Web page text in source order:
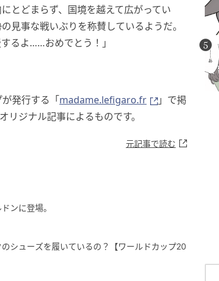
とどまらず、国境を越えて広がってい
見事な戦いぶりを称賛しているようだ。
るよ……おめでとう！」
発行する「madame.lefigaro.fr
」で掲
ジナル記事によるものです。
元記事で読む
ンに登場。
シューズを履いているの？【ワールドカップ20